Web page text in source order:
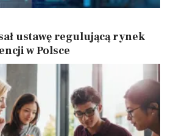
ustawę regulującą rynek
w Polsce